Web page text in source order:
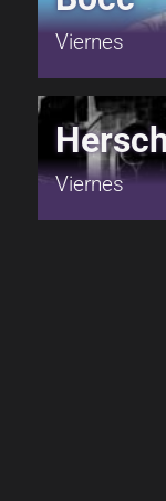
Viernes
Viernes